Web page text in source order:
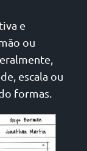
e
ou
escala ou
formas.